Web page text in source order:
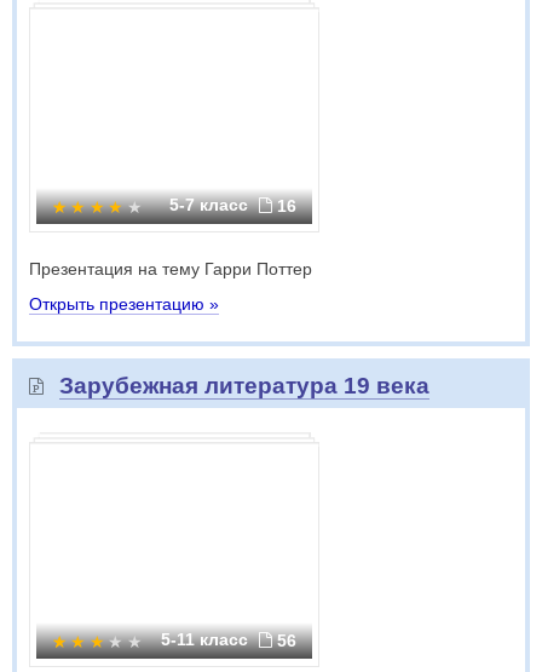
5-7 класс 16
Презентация на тему Гарри Поттер
Открыть презентацию »
Зарубежная литература 19 века
5-11 класс 56